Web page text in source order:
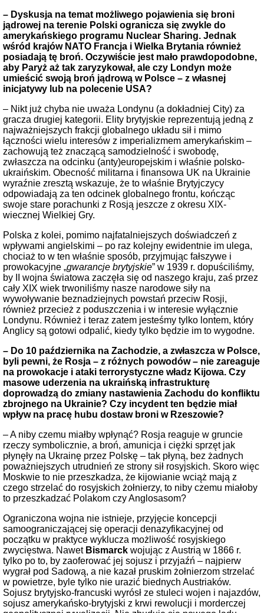
– Dyskusja na temat możliwego pojawienia się broni
jądrowej na terenie Polski ogranicza się zwykle do
amerykańskiego programu Nuclear Sharing. Jednak
wśród krajów NATO Francja i Wielka Brytania również
posiadają tę broń. Oczywiście jest mało prawdopodobne,
aby Paryż aż tak zaryzykował, ale czy Londyn może
umieścić swoją broń jądrową w Polsce – z własnej
inicjatywy lub na polecenie USA?
– Nikt już chyba nie uważa Londynu (a dokładniej City) za
gracza drugiej kategorii. Elity brytyjskie reprezentują jedną z
najważniejszych frakcji globalnego układu sił i mimo
łączności wielu interesów z imperializmem amerykańskim –
zachowują też znaczącą samodzielność i swobodę,
zwłaszcza na odcinku (anty)europejskim i właśnie polsko-
ukraińskim. Obecność militarna i finansowa UK na Ukrainie
wyraźnie zresztą wskazuje, że to właśnie Brytyjczycy
odpowiadają za ten odcinek globalnego frontu, kończąc
swoje stare porachunki z Rosją jeszcze z okresu XIX-
wiecznej Wielkiej Gry.
Polska z kolei, pomimo najfatalniejszych doświadczeń z
wpływami angielskimi – po raz kolejny ewidentnie im ulega,
chociaż to w ten właśnie sposób, przyjmując fałszywe i
prowokacyjne „gwarancje brytyjskie” w 1939 r. dopuściliśmy,
by II wojna światowa zaczęła się od naszego kraju, zaś przez
cały XIX wiek trwoniliśmy nasze narodowe siły na
wywoływanie beznadziejnych powstań przeciw Rosji,
również przecież z poduszczenia i w interesie wyłącznie
Londynu. Również i teraz zatem jesteśmy tylko lontem, który
Anglicy są gotowi odpalić, kiedy tylko będzie im to wygodne.
– Do 10 października na Zachodzie, a zwłaszcza w Polsce,
byli pewni, że Rosja – z różnych powodów – nie zareaguje
na prowokacje i ataki terrorystyczne władz Kijowa. Czy
masowe uderzenia na ukraińską infrastrukturę
doprowadzą do zmiany nastawienia Zachodu do konfliktu
zbrojnego na Ukrainie? Czy incydent ten będzie miał
wpływ na pracę hubu dostaw broni w Rzeszowie?
– A niby czemu miałby wpłynąć? Rosja reaguje w gruncie
rzeczy symbolicznie, a broń, amunicja i ciężki sprzęt jak
płynęły na Ukrainę przez Polskę – tak płyną, bez żadnych
poważniejszych utrudnień ze strony sił rosyjskich. Skoro więc
Moskwie to nie przeszkadza, że kijowianie wciąż mają z
czego strzelać do rosyjskich żołnierzy, to niby czemu miałoby
to przeszkadzać Polakom czy Anglosasom?
Ograniczona wojna nie istnieje, przyjęcie koncepcji
samoograniczającej się operacji denazyfikacyjnej od
początku w praktyce wyklucza możliwość rosyjskiego
zwycięstwa. Nawet Bismarck wojując z Austrią w 1866 r.
tylko po to, by zaoferować jej sojusz i przyjaźń – najpierw
wygrał pod Sadową, a nie kazał pruskim żołnierzom strzelać
w powietrze, byle tylko nie urazić biednych Austriaków.
Sojusz brytyjsko-francuski wyrósł ze stuleci wojen i najazdów,
sojusz amerykańsko-brytyjski z krwi rewolucji i morderczej